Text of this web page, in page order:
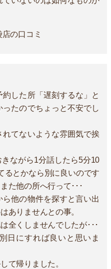
の口コミ
した所「遅刻するな」と
たのでちょっと不安でし
てないような雰囲気で挨
ながら1分話したら5分10
るとかなら別に良いのです
た他の所へ行って･･･
他の物件を探すと言い出
ありませんとの事。
全くしませんでしたが･･･
日にすれば良いと思いま
て帰りました。